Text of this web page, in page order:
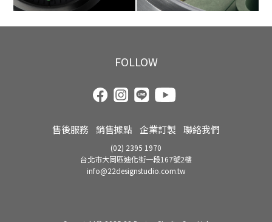
FOLLOW
售後服務 銷售據點 企業訂製 聯絡我們
(02) 2395 1970
台北市大同區迪化街一段167號2樓
info@22designstudio.com.tw